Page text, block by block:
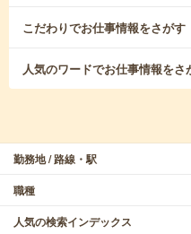
こだわりでお仕事情報をさがす
人気のワードでお仕事情報をさ
勤務地 / 路線・駅
職種
人気の検索インデックス